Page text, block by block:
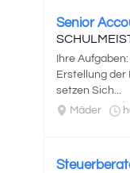
Senior
Ihre
Erstellung der
setzen Sich...
Mäder